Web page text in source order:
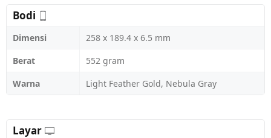
Bodi
Dimensi
258 x 189.4 x 6.5 mm
Berat
552 gram
Warna
Light Feather Gold, Nebula Gray
Layar